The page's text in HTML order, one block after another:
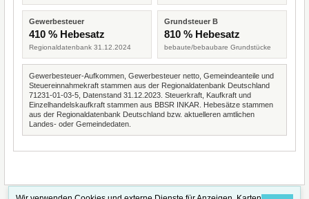
Gewerbesteuer
410 % Hebesatz
Regionaldatenbank 31.12.2024
Grundsteuer B
810 % Hebesatz
bebaute/bebaubare Grundstücke
Gewerbesteuer-Aufkommen, Gewerbesteuer netto, Gemeindeanteile und
Steuereinnahmekraft stammen aus der Regionaldatenbank Deutschland
71231-01-03-5, Datenstand 31.12.2023. Steuerkraft, Kaufkraft und
Einzelhandelskaufkraft stammen aus BBSR INKAR. Hebesätze stammen
aus der Regionaldatenbank Deutschland bzw. aktuelleren amtlichen
Landes- oder Gemeindedaten.